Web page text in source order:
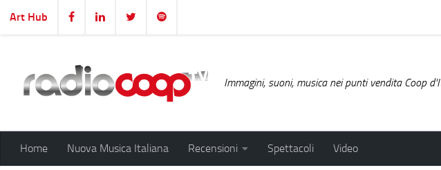
Salta al contenuto
Art Hub
Immagini, suoni, musica nei punti vendita Coop
Home Nuova Musica Italiana Recensioni Spettacoli Video